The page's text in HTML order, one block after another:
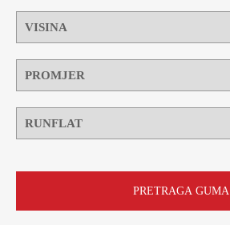
PRETRAGA GUMA